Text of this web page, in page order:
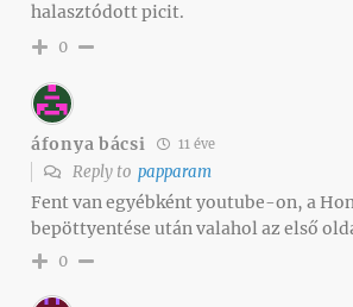
halasztódott picit.
0
áfonya bácsi 11 éve
Reply to papparam
Fent van egyébként youtube-on, a
bepöttyentése után valahol az első
0